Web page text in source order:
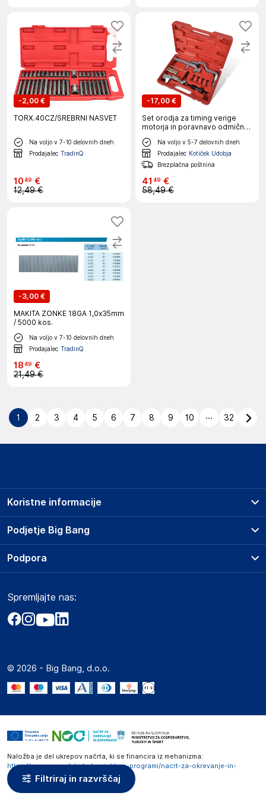
Filtriraj in razvrščaj
-2,00 €
TORX.40CZ/SREBRNI NASVET
Na voljo v 7-10 delovnih dneh
Prodajalec TradinQ
1049 €
12,49 €
-17,00 €
Set orodja za timing verige
motorja in poravnavo odmične
gredi 10 kos.
Na voljo v 5-7 delovnih dneh
Prodajalec Kotiček Udobja
Brezplačna poštnina
41 49 €
58,49 €
-3,00 €
MAKITA ZONKE 18GA 1,0x35mm
/ 5000 kos.
Na voljo v 7-10 delovnih dneh
Prodajalec TradinQ
1849 €
21,49 €
1 2 3 4 5 6 7 8 9 10 ... 32
Podjetje Big Bang
O podjetju
Obvestila za javnost
Akt o digitalnih storitvah
Marketplace za partnerje
Novosti
Koristne informacije
Prodajna mesta
Storitve
Dostava, vnos in odvoz
Zavarovanje izdelkov
Podpora
Marketplace
Kako oddati naročilo?
Spremljajte nas:
© 2026 - Big Bang, d.o.o.
Naložba je del ukrepov načrta, ki se financira iz mehanizma:
https://www.gov.si/zbirke/projekti-in-programi/nacrt-za-okrevanje-in-
odpornost